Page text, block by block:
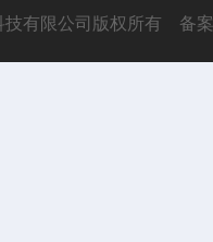
技有限公司版权所有 备